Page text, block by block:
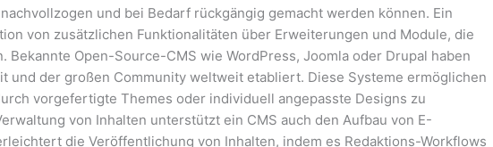
und bei Bedarf rückgängig gemacht werden können. Ein
von zusätzlichen Funktionalitäten über Erweiterungen und Module, die
Open-Source-CMS wie WordPress, Joomla oder Drupal haben
und der großen Community weltweit etabliert. Diese Systeme ermöglichen
vorgefertigte Themes oder individuell angepasste Designs zu
von Inhalten unterstützt ein CMS auch den Aufbau von E-
die Veröffentlichung von Inhalten, indem es Redaktions-Workflows